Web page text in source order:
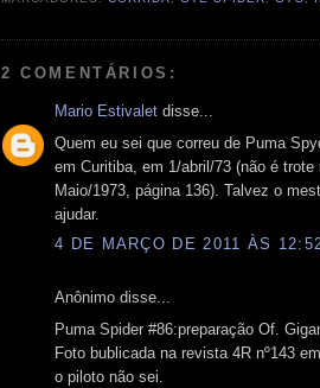
2 COMENTÁRIOS:
Mario Estivalet disse...
Quem eu sei que correu de Puma
em Curitiba, em 1/abril/73 (não é
Maio/1973, página 136). Talvez o
ajudar.
4 DE MARÇO DE 2011 ÀS
Anônimo disse...
Puma Spider #86:preparação Of.
Foto bublicada na revista 4R nº143
o piloto não sei.